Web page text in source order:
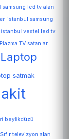
samsung led tv alan
istanbul samsung
istanbul vestel led tv
TV satanlar
Laptop
satmak
beylikdüzü
Sıfır televizyon alan